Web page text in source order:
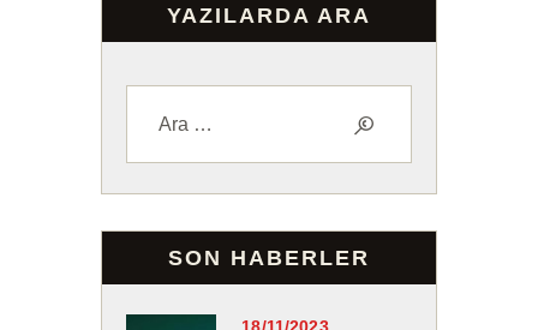
YAZILARDA ARA
SON HABERLER
18/11/2023